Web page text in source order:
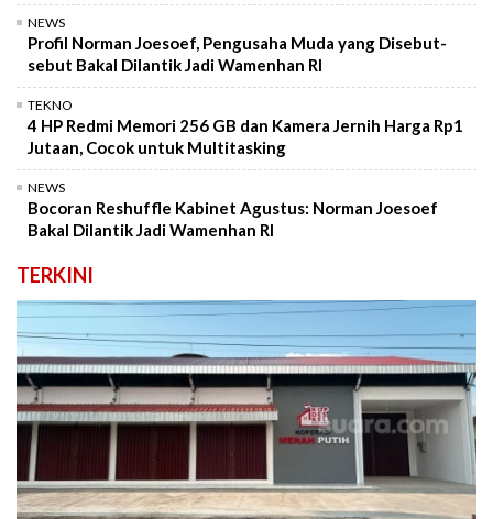
NEWS
Profil Norman Joesoef, Pengusaha Muda yang Disebut-
sebut Bakal Dilantik Jadi Wamenhan RI
TEKNO
4 HP Redmi Memori 256 GB dan Kamera Jernih Harga Rp1
Jutaan, Cocok untuk Multitasking
NEWS
Bocoran Reshuffle Kabinet Agustus: Norman Joesoef
Bakal Dilantik Jadi Wamenhan RI
TERKINI